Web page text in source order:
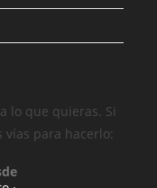
lo que quieras. Si
para hacerlo: